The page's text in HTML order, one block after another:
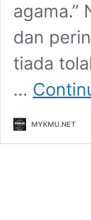
agama.”
dan
tiada
…
MYKMU.NET